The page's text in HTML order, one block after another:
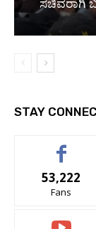
ಸಚಿವರಾಗಿ
STAY
53,222
Fans